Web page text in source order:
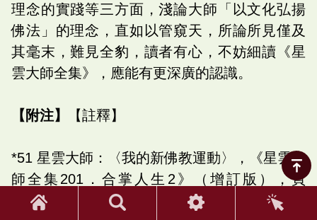
理念的實踐等三方面，淺論大師「以文化弘揚
佛法」的理念，直如以管窺天，所論所見僅及
其毫末，難見全豹，讀者有心，不妨細讀《星
雲大師全集》，應能有更深廣的認識。
【附注】 【註釋】
*51 星雲大師：〈我的新佛教運動〉，《星雲大
師全集201．合掌人生2》（增訂版），頁
193。